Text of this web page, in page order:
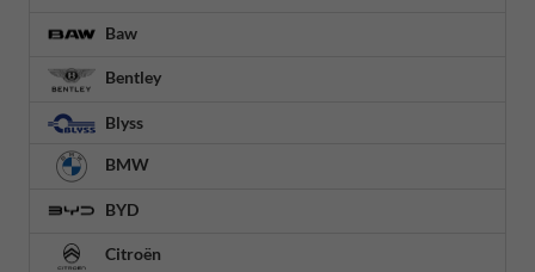
Baw
Bentley
Blyss
BMW
BYD
Citroën